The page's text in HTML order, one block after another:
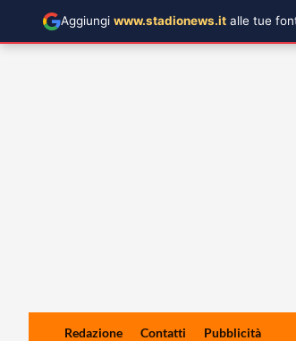
Redazione Contatti Pubblicità
Aggiungi www.stadionews.it alle tue